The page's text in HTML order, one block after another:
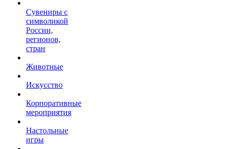
Сувениры с
символикой
России,
регионов,
стран
Животные
Искусство
Корпоративные
мероприятия
Настольные
игры